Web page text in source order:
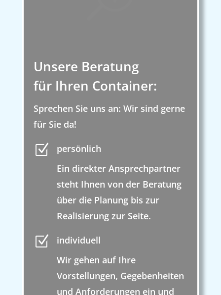
Unsere Beratung
für Ihren Container:
Sprechen Sie uns an: Wir sind gerne
für Sie da!
Z
persönlich
Ein direkter Ansprechpartner
steht Ihnen von der Beratung
über die Planung bis zur
Realisierung zur Seite.
Z
individuell
Wir gehen auf Ihre
Vorstellungen, Gegebenheiten
und Anforderungen ein und